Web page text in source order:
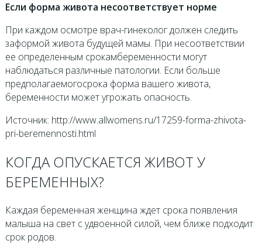
Если форма живота несоответствует норме
При каждом осмотре врач-гинеколог должен следить
заформой живота будущей мамы. При несоответствии
ее определенным срокамбеременности могут
наблюдаться различные патологии. Если больше
предполагаемогосрока форма вашего живота,
беременности может угрожать опасность.
Источник: http://www.allwomens.ru/17259-forma-zhivota-
pri-beremennosti.html
КОГДА ОПУСКАЕТСЯ ЖИВОТ У
БЕРЕМЕННЫХ?
Каждая беременная женщина ждет срока появления
малыша на свет с удвоенной силой, чем ближе подходит
срок родов.